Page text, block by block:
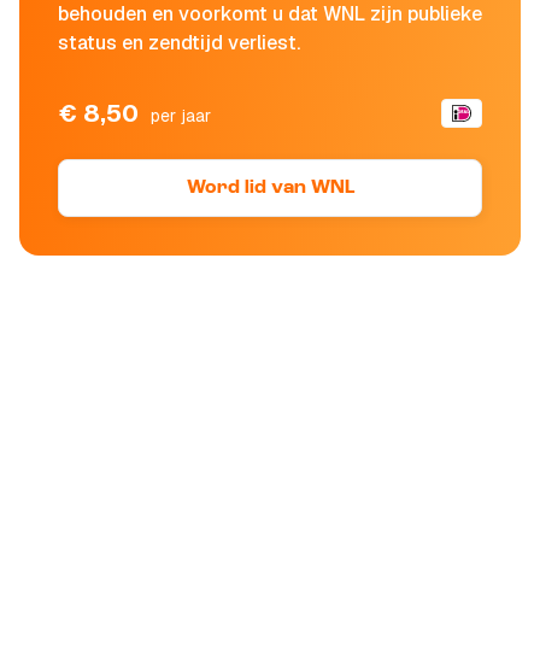
behouden en voorkomt u dat WNL zijn publieke
status en zendtijd verliest.
€ 8,50 per jaar
Word lid van WNL